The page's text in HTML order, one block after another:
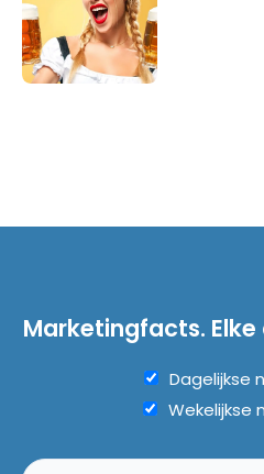
Marketingfacts. Elke
Dagelijkse
Wekelijkse